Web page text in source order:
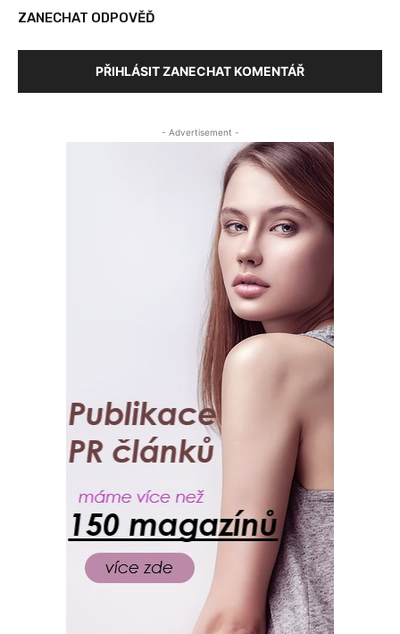
ZANECHAT ODPOVĚĎ
PŘIHLÁSIT ZANECHAT KOMENTÁŘ
- Advertisement -